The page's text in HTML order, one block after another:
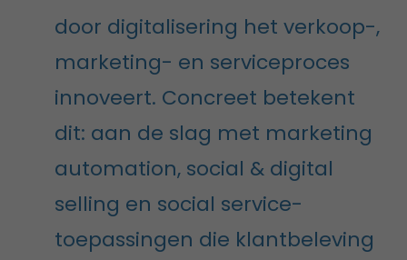
door digitalisering het verkoop-,
marketing- en serviceproces
innoveert. Concreet betekent
dit: aan de slag met marketing
automation, social & digital
selling en social service-
toepassingen die klantbeleving